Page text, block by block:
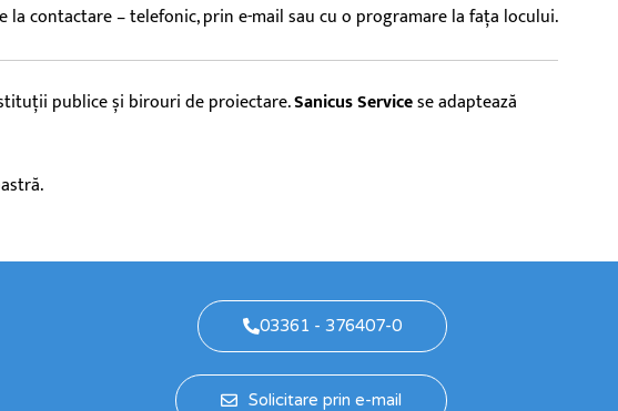
contactare – telefonic, prin e-mail sau cu o programare la fața locului.
publice și birouri de proiectare.Sanicus Servicese adaptează
03361 - 376407-0
Solicitare prin e-mail